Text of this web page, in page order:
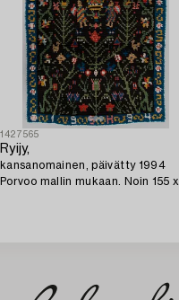
1427565
Ryijy,
kansanomainen, päivätty 1994
Porvoo mallin mukaan. Noin 155 x